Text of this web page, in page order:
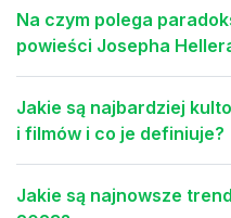
Na czym polega
powieści Josepha
Jakie są najbardziej
i filmów i co je definiuje?
Jakie są najnowsze